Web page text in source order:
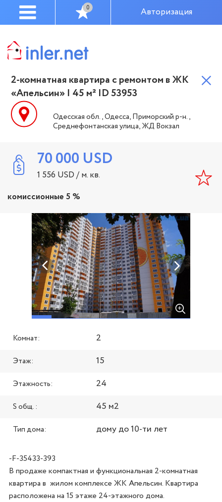
0 Авторизация
2-комнатная квартира с ремонтом в ЖК
«Апельсин» | 45 м² ID 53953
Одесская обл., Одесса, Приморский р-н.,
Среднефонтанская улица, ЖД Вокзал
70 000 USD
1 556 USD/ м. кв.
комиссионные 5 %
Комнат: 2
Этаж: 15
Этажность: 24
S общ. : 45 м2
Тип дома: дому до 10-ти лет
-F-35433-393
В продаже компактная и функциональная 2-комнатная
квартира в  жилом комплексе ЖК Апельсин. Квартира
расположена на 15 этаже 24-этажного дома.